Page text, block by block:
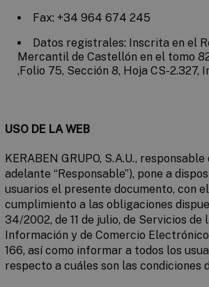
Fax: +34 964 674 245
Datos registrales: Inscrita en el
Mercantil de Castellón en el tomo
,Folio 75, Sección 8, Hoja CS-2.327,
USO DE LA WEB
KERABEN GRUPO, S.A.U.,
adelante “Responsable”), pone a
usuarios el presente documento, con
cumplimiento a las obligaciones
34/2002, de 11 de julio, de Servicios de
Información y de Comercio Electrónico
166, así como informar a todos los
respecto a cuáles son las condiciones